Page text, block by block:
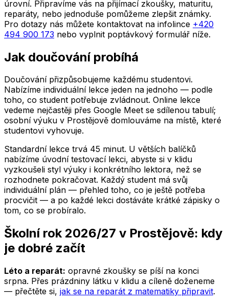
úrovní. Připravíme vás na přijímací zkoušky, maturitu,
reparáty, nebo jednoduše pomůžeme zlepšit známky.
Pro dotazy nás můžete kontaktovat na infolince +420
494 900 173 nebo vyplnit poptávkový formulář níže.
Jak doučování probíhá
Doučování přizpůsobujeme každému studentovi.
Nabízíme individuální lekce jeden na jednoho — podle
toho, co student potřebuje zvládnout. Online lekce
vedeme nejčastěji přes Google Meet se sdílenou tabulí;
osobní výuku v Prostějově domlouváme na místě, které
studentovi vyhovuje.
Standardní lekce trvá 45 minut. U větších balíčků
nabízíme úvodní testovací lekci, abyste si v klidu
vyzkoušeli styl výuky i konkrétního lektora, než se
rozhodnete pokračovat. Každý student má svůj
individuální plán — přehled toho, co je ještě potřeba
procvičit — a po každé lekci dostáváte krátké zápisky o
tom, co se probíralo.
Školní rok 2026/27 v Prostějově: kdy
je dobré začít
Léto a reparát: opravné zkoušky se píší na konci
srpna. Přes prázdniny látku v klidu a cíleně doženeme
— přečtěte si, jak se na reparát z matematiky připravit.